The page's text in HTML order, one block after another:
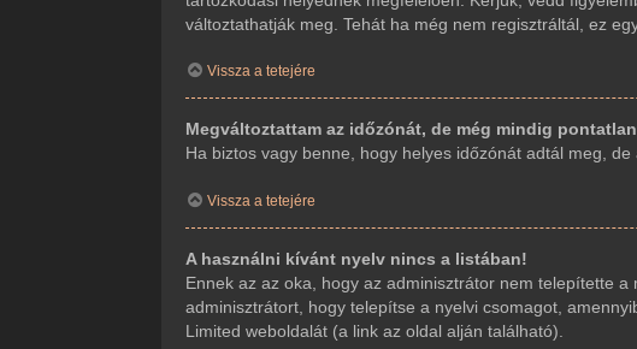
változtathatják meg. Tehát ha még nem regisztráltál, ez
Vissza a tetejére
Megváltoztattam az időzónát, de még mindig
Ha biztos vagy benne, hogy helyes időzónát adtál meg,
Vissza a tetejére
A használni kívánt nyelv nincs a listában!
Ennek az az oka, hogy az adminisztrátor nem telepítette
adminisztrátort, hogy telepítse a nyelvi csomagot,
Limited weboldalát (a link az oldal alján található).